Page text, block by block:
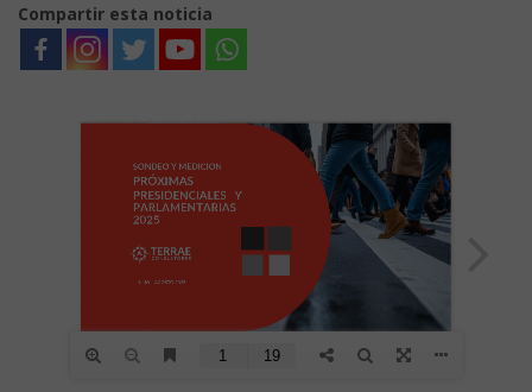
Compartir esta noticia